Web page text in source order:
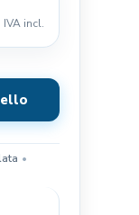
IVA incl.